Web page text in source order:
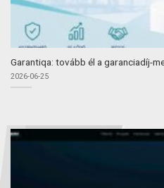
Garantiqa: tovább él a garanciadíj-
2026-06-25